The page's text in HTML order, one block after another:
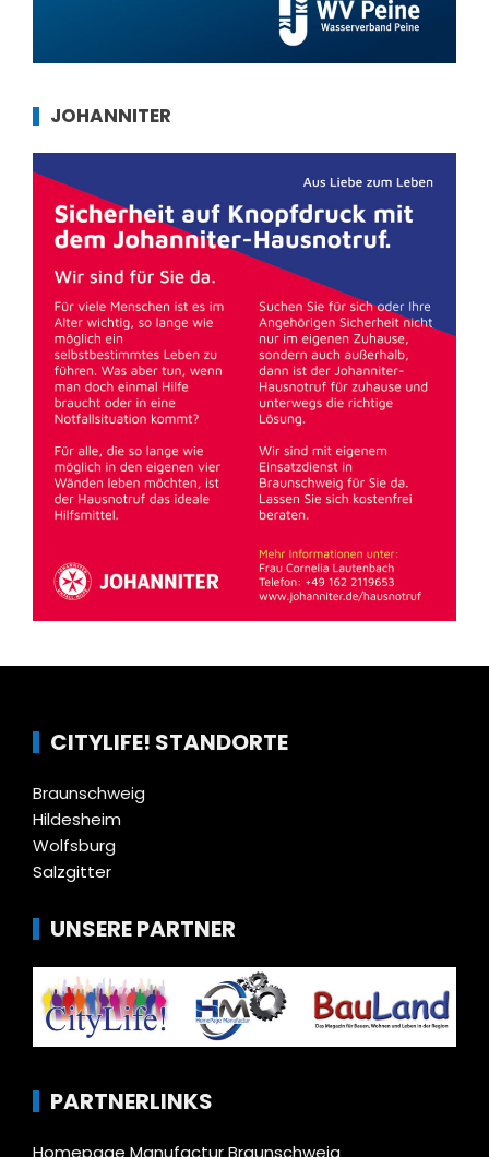
JOHANNITER
CITYLIFE! STANDORTE
Braunschweig
Hildesheim
Wolfsburg
Salzgitter
UNSERE PARTNER
PARTNERLINKS
Homepage Manufactur Braunschweig